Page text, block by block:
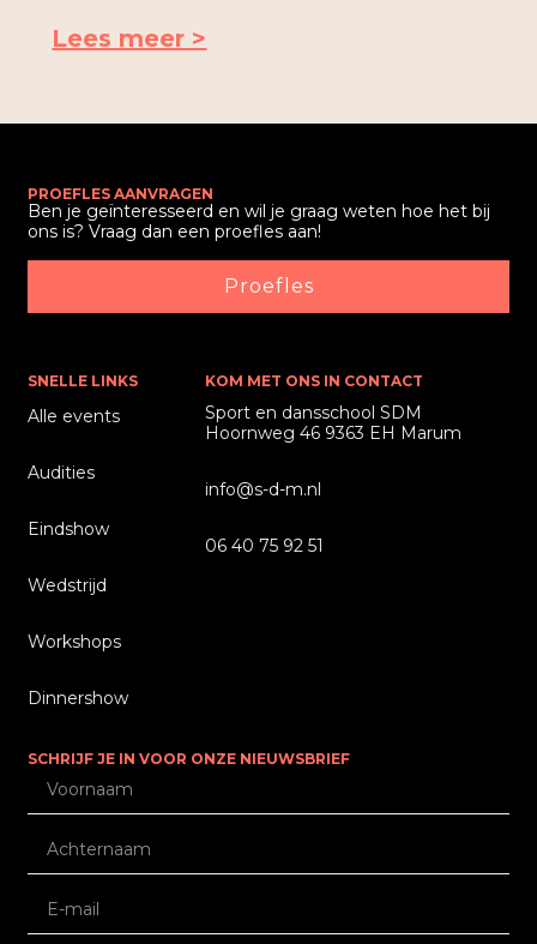
Lees meer >
PROEFLES AANVRAGEN
Ben je geïnteresseerd en wil je graag weten hoe het bij
ons is? Vraag dan een proefles aan!
Proefles
SNELLE LINKS
Alle events
Audities
Eindshow
Wedstrijd
Workshops
Dinnershow
KOM MET ONS IN CONTACT
Sport en dansschool SDM
Hoornweg 46 9363 EH Marum
info@s-d-m.nl
06 40 75 92 51
SCHRIJF JE IN VOOR ONZE NIEUWSBRIEF